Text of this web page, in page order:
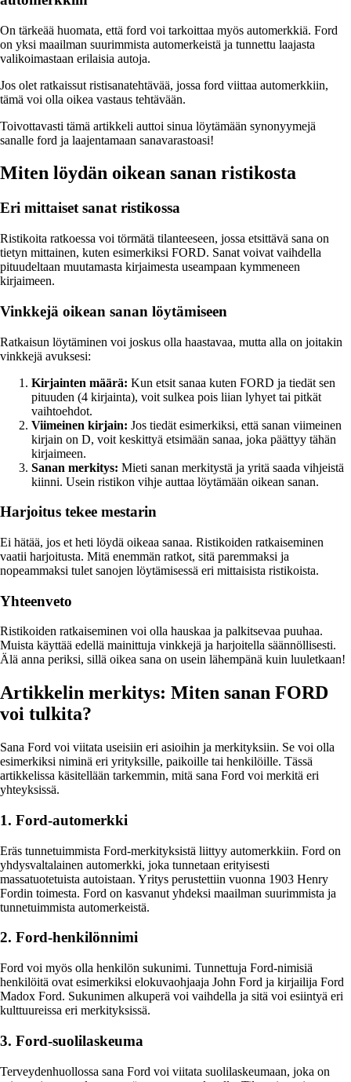
On tärkeää huomata, että ford voi tarkoittaa myös automerkkiä. Ford
on yksi maailman suurimmista automerkeistä ja tunnettu laajasta
valikoimastaan erilaisia autoja.
Jos olet ratkaissut ristisanatehtävää, jossa ford viittaa automerkkiin,
tämä voi olla oikea vastaus tehtävään.
Toivottavasti tämä artikkeli auttoi sinua löytämään synonyymejä
sanalle ford ja laajentamaan sanavarastoasi!
Miten löydän oikean sanan ristikosta
Eri mittaiset sanat ristikossa
Ristikoita ratkoessa voi törmätä tilanteeseen, jossa etsittävä sana on
tietyn mittainen, kuten esimerkiksi FORD. Sanat voivat vaihdella
pituudeltaan muutamasta kirjaimesta useampaan kymmeneen
kirjaimeen.
Vinkkejä oikean sanan löytämiseen
Ratkaisun löytäminen voi joskus olla haastavaa, mutta alla on joitakin
vinkkejä avuksesi:
Kirjainten määrä: Kun etsit sanaa kuten FORD ja tiedät sen
pituuden (4 kirjainta), voit sulkea pois liian lyhyet tai pitkät
vaihtoehdot.
Viimeinen kirjain: Jos tiedät esimerkiksi, että sanan viimeinen
kirjain on D, voit keskittyä etsimään sanaa, joka päättyy tähän
kirjaimeen.
Sanan merkitys: Mieti sanan merkitystä ja yritä saada vihjeistä
kiinni. Usein ristikon vihje auttaa löytämään oikean sanan.
Harjoitus tekee mestarin
Ei hätää, jos et heti löydä oikeaa sanaa. Ristikoiden ratkaiseminen
vaatii harjoitusta. Mitä enemmän ratkot, sitä paremmaksi ja
nopeammaksi tulet sanojen löytämisessä eri mittaisista ristikoista.
Yhteenveto
Ristikoiden ratkaiseminen voi olla hauskaa ja palkitsevaa puuhaa.
Muista käyttää edellä mainittuja vinkkejä ja harjoitella säännöllisesti.
Älä anna periksi, sillä oikea sana on usein lähempänä kuin luuletkaan!
Artikkelin merkitys: Miten sanan FORD
voi tulkita?
Sana Ford voi viitata useisiin eri asioihin ja merkityksiin. Se voi olla
esimerkiksi niminä eri yrityksille, paikoille tai henkilöille. Tässä
artikkelissa käsitellään tarkemmin, mitä sana Ford voi merkitä eri
yhteyksissä.
1. Ford-automerkki
Eräs tunnetuimmista Ford-merkityksistä liittyy automerkkiin. Ford on
yhdysvaltalainen automerkki, joka tunnetaan erityisesti
massatuotetuista autoistaan. Yritys perustettiin vuonna 1903 Henry
Fordin toimesta. Ford on kasvanut yhdeksi maailman suurimmista ja
tunnetuimmista automerkeistä.
2. Ford-henkilönnimi
Ford voi myös olla henkilön sukunimi. Tunnettuja Ford-nimisiä
henkilöitä ovat esimerkiksi elokuvaohjaaja John Ford ja kirjailija Ford
Madox Ford. Sukunimen alkuperä voi vaihdella ja sitä voi esiintyä eri
kulttuureissa eri merkityksissä.
3. Ford-suolilaskeuma
Terveydenhuollossa sana Ford voi viitata suolilaskeumaan, joka on